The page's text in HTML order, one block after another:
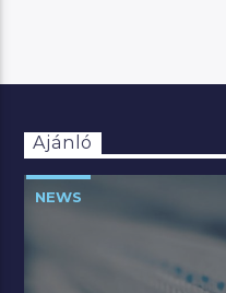
Ajánló
NEWS